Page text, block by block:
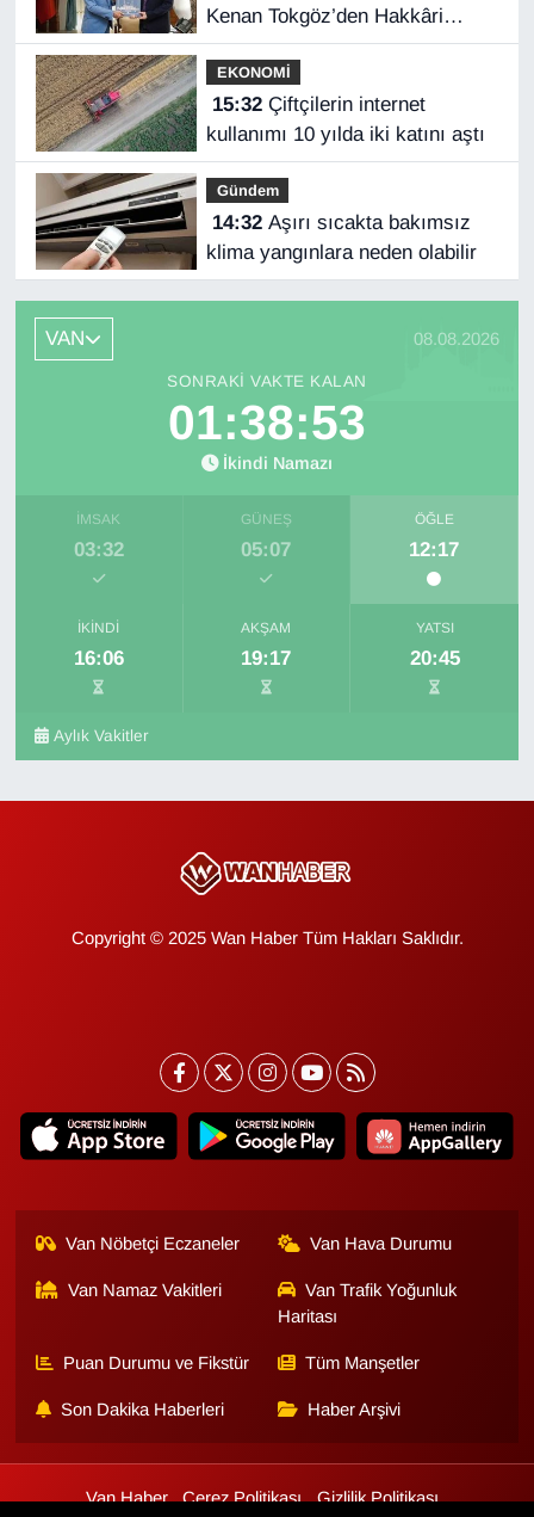
Kenan Tokgöz’den Hakkâri
ziyareti
EKONOMİ
15:32Çiftçilerin internet
kullanımı 10 yılda iki katını aştı
Gündem
14:32Aşırı sıcakta bakımsız
klima yangınlara neden olabilir
VAN 08.08.2026
SONRAKI VAKTE KALAN
01:38:52
İkindi Namazı
İMSAK
03:32
GÜNEŞ
05:07
ÖĞLE
12:17
İKINDI
16:06
AKŞAM
19:17
YATSI
20:45
Aylık Vakitler
Copyright © 2025 Wan Haber Tüm Hakları Saklıdır.
Van Nöbetçi Eczaneler Van Hava Durumu
Van Namaz Vakitleri
Van Trafik Yoğunluk
Haritası
Puan Durumu ve Fikstür Tüm Manşetler
Son Dakika Haberleri Haber Arşivi
Van Haber Çerez Politikası
Gizlilik Politikası